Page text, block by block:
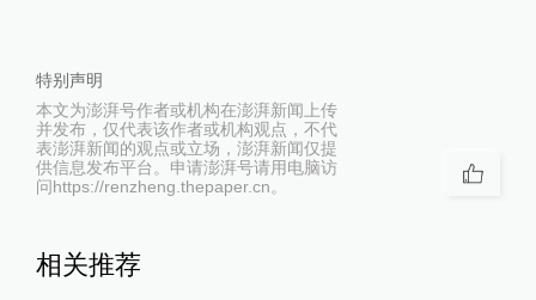
特别声明
本文为澎湃号作者或机构在澎湃新闻上传
并发布，仅代表该作者或机构观点，不代
表澎湃新闻的观点或立场，澎湃新闻仅提
供信息发布平台。申请澎湃号请用电脑访
问https://renzheng.thepaper.cn。
相关推荐